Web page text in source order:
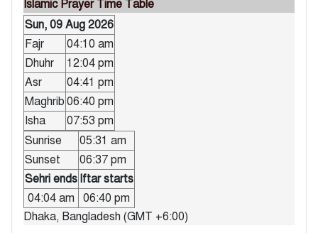
Islamic Prayer Time Table
Sun, 09 Aug 2026
Fajr
04:10 am
Dhuhr
12:04 pm
Asr
04:41 pm
Maghrib 06:40 pm
Isha
07:53 pm
Sunrise
05:31 am
Sunset
06:37 pm
Sehri ends Iftar starts
04:04 am
06:40 pm
Dhaka, Bangladesh (GMT +6:00)